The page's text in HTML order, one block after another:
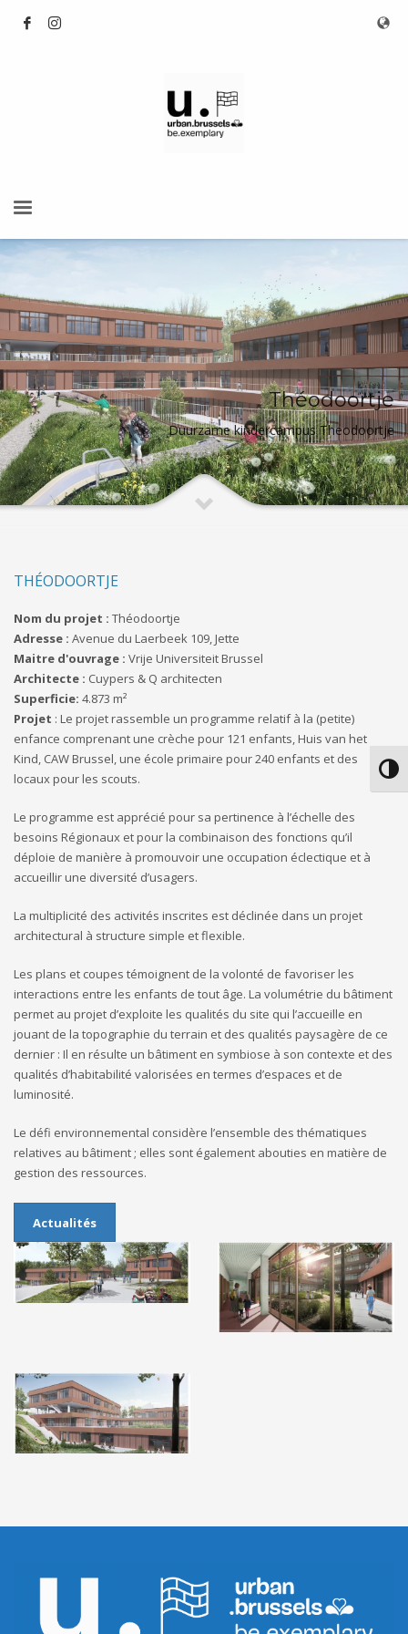
Théodoortje
Duurzame kindercampus Theodoortje
THÉODOORTJE
Nom du projet : Théodoortje
Adresse : Avenue du Laerbeek 109, Jette
Maitre d'ouvrage : Vrije Universiteit Brussel
Architecte : Cuypers & Q architecten
Superficie: 4.873 m²
Projet : Le projet rassemble un programme relatif à la (petite)
enfance comprenant une crèche pour 121 enfants, Huis van het
Kind, CAW Brussel, une école primaire pour 240 enfants et des
locaux pour les scouts.
Le programme est apprécié pour sa pertinence à l’échelle des
besoins Régionaux et pour la combinaison des fonctions qu’il
déploie de manière à promouvoir une occupation éclectique et à
accueillir une diversité d’usagers.
La multiplicité des activités inscrites est déclinée dans un projet
architectural à structure simple et flexible.
Les plans et coupes témoignent de la volonté de favoriser les
interactions entre les enfants de tout âge. La volumétrie du bâtiment
permet au projet d’exploite les qualités du site qui l’accueille en
jouant de la topographie du terrain et des qualités paysagère de ce
dernier : Il en résulte un bâtiment en symbiose à son contexte et des
qualités d’habitabilité valorisées en termes d’espaces et de
luminosité.
Le défi environnemental considère l’ensemble des thématiques
relatives au bâtiment ; elles sont également abouties en matière de
gestion des ressources.
Actualités